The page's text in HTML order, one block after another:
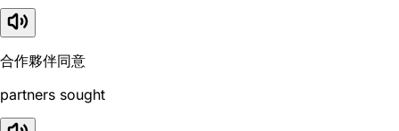
合作夥伴同意
partners sought